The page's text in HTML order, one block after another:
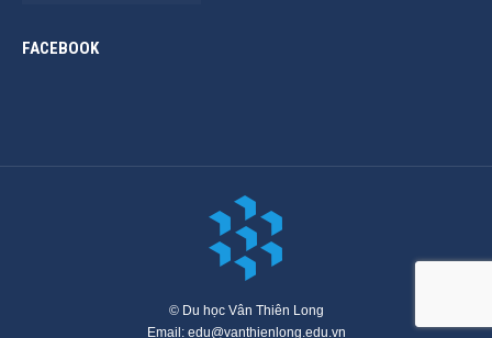
FACEBOOK
© Du học Vân Thiên Long
Email: edu@vanthienlong.edu.vn